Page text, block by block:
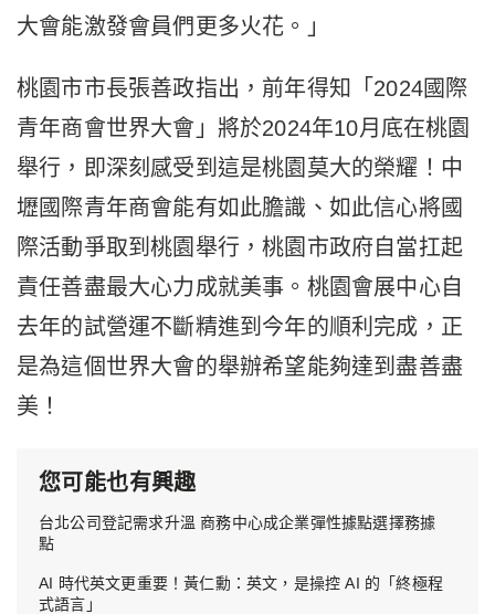
大會能激發會員們更多火花。」
桃園市市長張善政指出，前年得知「2024國際
青年商會世界大會」將於2024年10月底在桃園
舉行，即深刻感受到這是桃園莫大的榮耀！中
壢國際青年商會能有如此膽識、如此信心將國
際活動爭取到桃園舉行，桃園市政府自當扛起
責任善盡最大心力成就美事。桃園會展中心自
去年的試營運不斷精進到今年的順利完成，正
是為這個世界大會的舉辦希望能夠達到盡善盡
美！
您可能也有興趣
台北公司登記需求升溫 商務中心成企業彈性據點選擇務據
點
AI 時代英文更重要！黃仁勳：英文，是操控 AI 的「終極程
式語言」